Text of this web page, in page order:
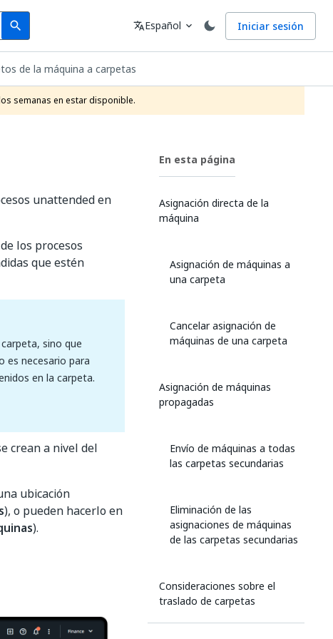
search
Search Idioma
translateEspañol expand_more Iniciar sesión
de la máquina a carpetas
semanas en estar disponible.
unattended en
los procesos
que estén
sino que
es necesario para
en la carpeta.
crean a nivel del
ubicación
), o pueden hacerlo en
).
En esta página
Asignación directa de la
máquina
Asignación de máquinas a
una carpeta
Cancelar asignación de
máquinas de una carpeta
Asignación de máquinas
propagadas
Envío de máquinas a todas
las carpetas secundarias
Eliminación de las
asignaciones de máquinas
de las carpetas secundarias
Consideraciones sobre el
traslado de carpetas